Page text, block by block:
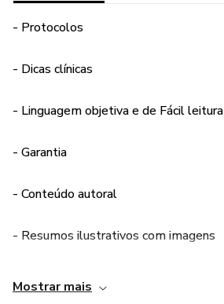
Clareamento dental caseiro
Clareamento dental consultório
Capeamento pulpar indireto
- Protocolos
- Dicas clínicas
- Linguagem objetiva e de Fácil leitura
- Garantia
- Conteúdo autoral
- Resumos ilustrativos com imagens
Mostrar mais